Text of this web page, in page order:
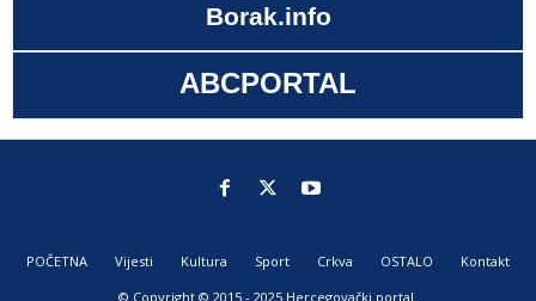
Borak.info
ABCPORTAL
POČETNA Vijesti Kultura Sport Crkva OSTALO
Kontakt
© Copyright © 2015 - 2025 Hercegovački portal.